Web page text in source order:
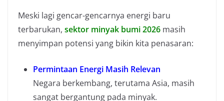
Meski lagi gencar-gencarnya energi baru
terbarukan, sektor minyak bumi 2026 masih
menyimpan potensi yang bikin kita penasaran:
Permintaan Energi Masih Relevan
Negara berkembang, terutama Asia, masih
sangat bergantung pada minyak.